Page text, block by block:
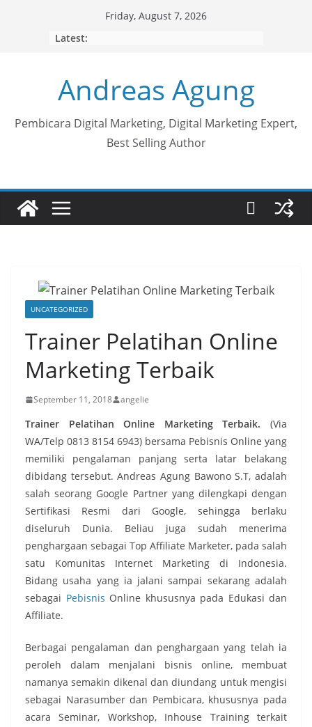
Friday, August 7, 2026
Latest:
Andreas Agung
Pembicara Digital Marketing, Digital Marketing Expert,
Best Selling Author
UNCATEGORIZED
Trainer Pelatihan Online
Marketing Terbaik
September 11, 2018 angelie
Trainer Pelatihan Online Marketing Terbaik. (Via
WA/Telp 0813 8154 6943) bersama Pebisnis Online yang
memiliki pengalaman panjang serta latar belakang
dibidang tersebut. Andreas Agung Bawono S.T, adalah
salah seorang Google Partner yang dilengkapi dengan
Sertifikasi Resmi dari Google, sehingga berlaku
diseluruh Dunia. Beliau juga sudah menerima
penghargaan sebagai Top Affiliate Marketer, pada salah
satu Komunitas Internet Marketing di Indonesia.
Bidang usaha yang ia jalani sampai sekarang adalah
sebagai Pebisnis Online khususnya pada Edukasi dan
Affiliate.
Berbagai pengalaman dan penghargaan yang telah ia
peroleh dalam menjalani bisnis online, membuat
namanya semakin dikenal dan diundang untuk mengisi
sebagai Narasumber dan Pembicara, khususnya pada
acara Seminar, Workshop, Inhouse Training terkait